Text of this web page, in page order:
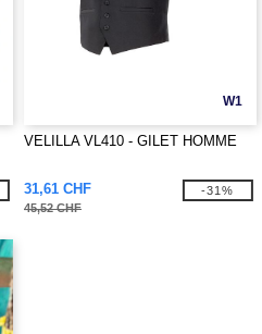
W1
VELILLA VL410 - GILET HOMME
31,61 CHF
45,52 CHF
-31%